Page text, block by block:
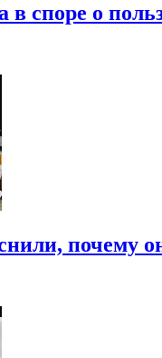
в споре о
почему